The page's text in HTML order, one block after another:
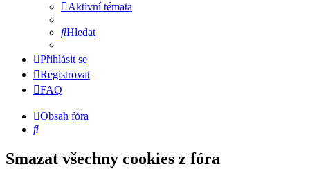
Aktivní témata
Hledat
Přihlásit se
Registrovat
FAQ
Obsah fóra
Hledat
Smazat všechny cookies z fóra